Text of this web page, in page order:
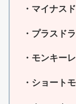
・マイナス
・プラスド
・モンキー
・ショート